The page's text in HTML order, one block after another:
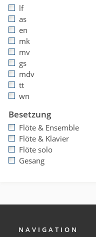
lf
as
en
mk
mv
gs
mdv
tt
wn
Besetzung
Flöte & Ensemble
Flöte & Klavier
Flöte solo
Gesang
NAVIGATION